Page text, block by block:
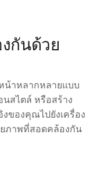
กันด้วย
น้าหลากหลายแบบ
สไตล์ หรือสร้าง
ของคุณไปยังเครื่อง
ภาพที่สอดคล้องกัน